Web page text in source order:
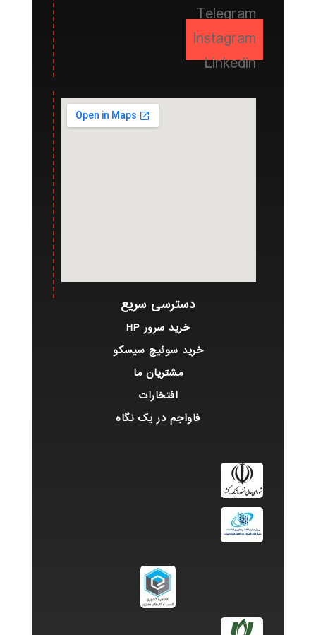
Telegram
Instagram
Linkedin
دسترسی سریع
خرید سرور HP
خرید سوئیچ سیسکو
مشتریان ما
افتخارات
فاواجم در یک نگاه